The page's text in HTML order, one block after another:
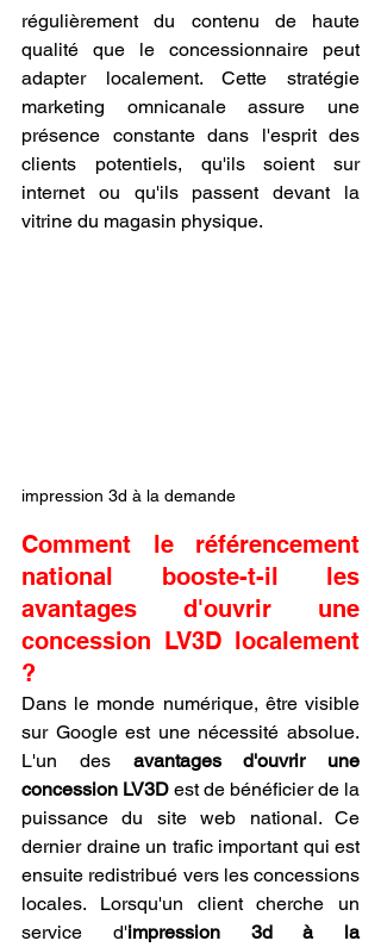
régulièrement du contenu de haute
qualité que le concessionnaire peut
adapter localement. Cette stratégie
marketing omnicanale assure une
présence constante dans l'esprit des
clients potentiels, qu'ils soient sur
internet ou qu'ils passent devant la
vitrine du magasin physique.
impression 3d à la demande
Comment le référencement
national booste-t-il les
avantages d'ouvrir une
concession LV3D localement
?
Dans le monde numérique, être visible
sur Google est une nécessité absolue.
L'un des avantages d'ouvrir une
concession LV3D est de bénéficier de la
puissance du site web national. Ce
dernier draine un trafic important qui est
ensuite redistribué vers les concessions
locales. Lorsqu'un client cherche un
service d'impression 3d à la